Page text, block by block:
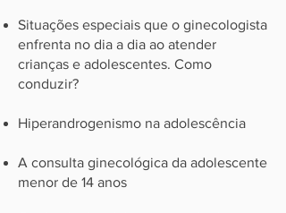
Situações especiais que o ginecologista
enfrenta no dia a dia ao atender
crianças e adolescentes. Como
conduzir?
Hiperandrogenismo na adolescência
A consulta ginecológica da adolescente
menor de 14 anos